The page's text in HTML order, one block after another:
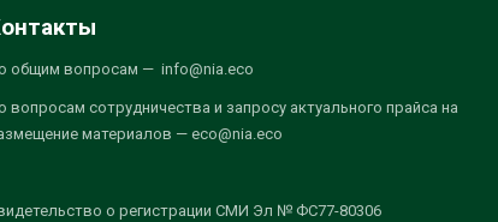
общим вопросам — info@nia.eco
вопросам сотрудничества и запросу актуального прайса на
материалов — eco@nia.eco
о регистрации СМИ Эл № ФС77-80306